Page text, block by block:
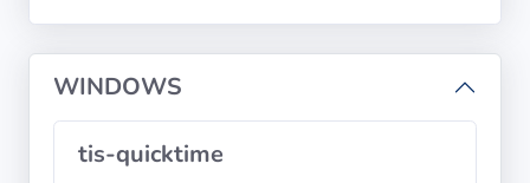
Politiques de
confidentialité
WINDOWS
tis-quicktime